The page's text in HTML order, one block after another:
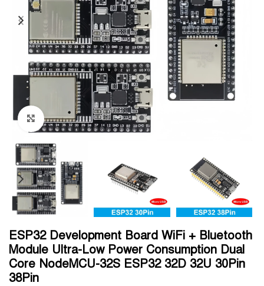
Click to enlarge
ESP32 Development Board WiFi + Bluetooth
Module Ultra-Low Power Consumption Dual
Core NodeMCU-32S ESP32 32D 32U 30Pin
38Pin